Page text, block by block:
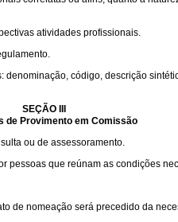
atividades profissionais.
código, descrição
SEÇÃO III
de Provimento em Comissão
ou de assessoramento.
que reúnam as condições
de nomeação será precedido da